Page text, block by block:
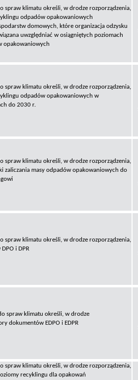
spraw klimatu określi, w drodze rozporządzenia,
odpadów opakowaniowych
domowych, które organizacja odzysku
uwzględniać w osiągniętych poziomach
opakowaniowych
spraw klimatu określi, w drodze rozporządzenia,
odpadów opakowaniowych w
do 2030 r.
spraw klimatu określi, w drodze rozporządzenia,
zaliczania masy odpadów opakowaniowych do
spraw klimatu określi, w drodze rozporządzenia,
i DPR
spraw klimatu określi, w drodze
dokumentów EDPO i EDPR
spraw klimatu określi, w drodze rozporządzenia,
recyklingu dla opakowań